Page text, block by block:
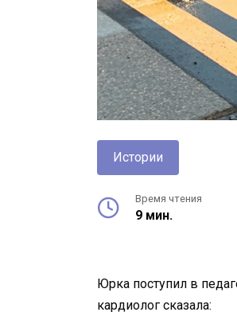
Истории
Время чтения
9 мин.
Юрка поступил в
кардиолог сказала: